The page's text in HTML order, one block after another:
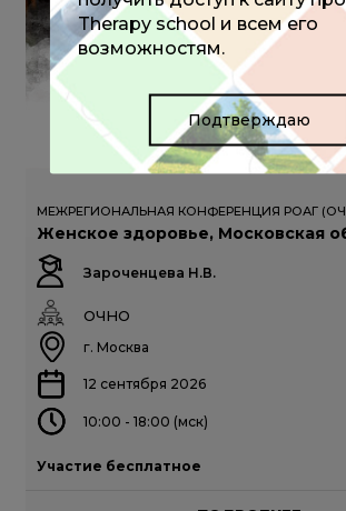
МЕЖРЕГИОНАЛЬНАЯ КОНФЕРЕНЦИЯ РОАГ
Женское здоровье, Московская
Зароченцева Н.В.
ОЧНО
г. Москва
12 сентября 2026
10:00 - 18:00 (мск)
Участие бесплатное
Therapy school и всем его
возможностям.
Подтверждаю